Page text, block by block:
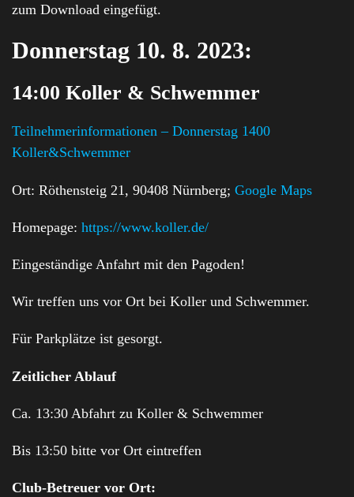
zum Download eingefügt.
Donnerstag 10. 8. 2023:
14:00 Koller & Schwemmer
Teilnehmerinformationen – Donnerstag 1400
Koller&Schwemmer
Ort: Röthensteig 21, 90408 Nürnberg; Google Maps
Homepage: https://www.koller.de/
Eingeständige Anfahrt mit den Pagoden!
Wir treffen uns vor Ort bei Koller und Schwemmer.
Für Parkplätze ist gesorgt.
Zeitlicher Ablauf
Ca. 13:30 Abfahrt zu Koller & Schwemmer
Bis 13:50 bitte vor Ort eintreffen
Club-Betreuer vor Ort: